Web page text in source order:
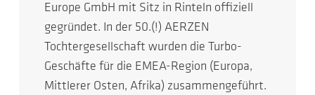
Europe GmbH mit Sitz in Rinteln offiziell
gegründet. In der 50.(!) AERZEN
Tochtergesellschaft wurden die Turbo-
Geschäfte für die EMEA-Region (Europa,
Mittlerer Osten, Afrika) zusammengeführt.